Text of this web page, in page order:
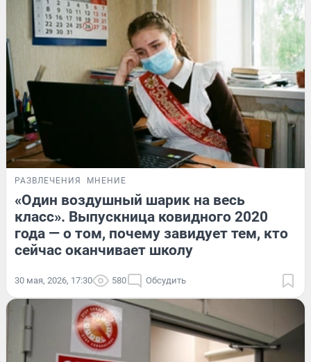
РАЗВЛЕЧЕНИЯ МНЕНИЕ
«Один воздушный шарик на весь
класс». Выпускница ковидного 2020
года — о том, почему завидует тем, кто
сейчас оканчивает школу
30 мая, 2026, 17:30 580 Обсудить